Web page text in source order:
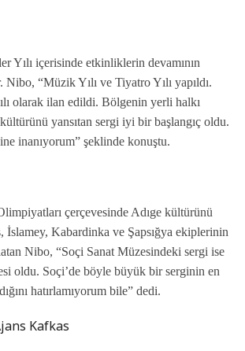
Yılı içerisinde etkinliklerin devamının
Nibo, “Müzik Yılı ve Tiyatro Yılı yapıldı.
olarak ilan edildi. Bölgenin yerli halkı
yansıtan sergi iyi bir başlangıç oldu.
inanıyorum” şeklinde konuştu.
çerçevesinde Adıge kültürünü
İslamey, Kabardinka ve Şapsığya ekiplerinin
Nibo, “Soçi Sanat Müzesindeki sergi ise
oldu. Soçi’de böyle büyük bir serginin en
hatırlamıyorum bile” dedi.
Kafkas